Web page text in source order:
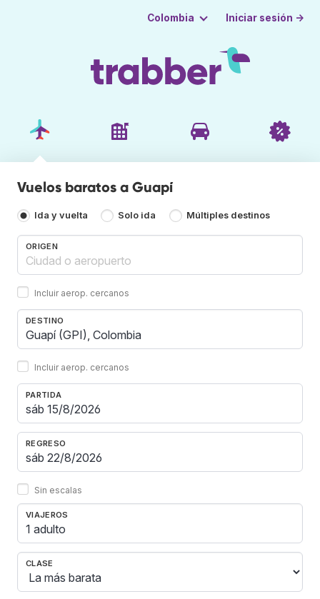
Colombia Iniciar sesión →
Vuelos baratos a Guapí
Ida y vuelta Solo ida Múltiples destinos
ORIGEN
Incluir aerop. cercanos
DESTINO
Incluir aerop. cercanos
PARTIDA
REGRESO
Sin escalas
VIAJEROS
1 adulto
CLASE